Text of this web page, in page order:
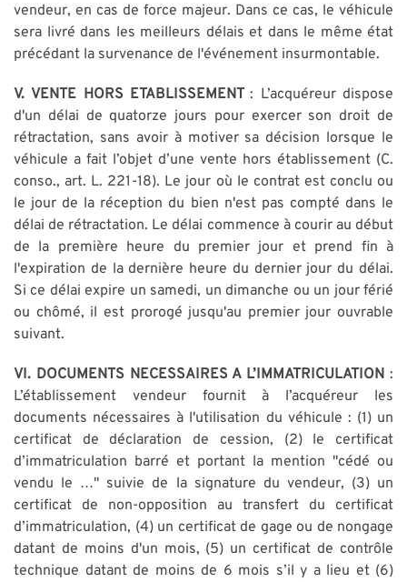
vendeur, en cas de force majeur. Dans ce cas, le véhicule
sera livré dans les meilleurs délais et dans le même état
précédant la survenance de l'événement insurmontable.
V.VENTE HORS ETABLISSEMENT: L’acquéreur dispose
d'un délai de quatorze jours pour exercer son droit de
rétractation, sans avoir à motiver sa décision lorsque le
véhicule a fait l’objet d’une vente hors établissement (C.
conso., art. L. 221-18). Le jour où le contrat est conclu ou
le jour de la réception du bien n'est pas compté dans le
délai de rétractation. Le délai commence à courir au début
de la première heure du premier jour et prend fin à
l'expiration de la dernière heure du dernier jour du délai.
Si ce délai expire un samedi, un dimanche ou un jour férié
ou chômé, il est prorogé jusqu'au premier jour ouvrable
suivant.
VI. DOCUMENTS NECESSAIRES A L’IMMATRICULATION :
L’établissement vendeur fournit à l’acquéreur les
documents nécessaires à l'utilisation du véhicule : (1) un
certificat de déclaration de cession, (2) le certificat
d’immatriculation barré et portant la mention "cédé ou
vendu le …" suivie de la signature du vendeur, (3) un
certificat de non-opposition au transfert du certificat
d’immatriculation, (4) un certificat de gage ou de nongage
datant de moins d'un mois, (5) un certificat de contrôle
technique datant de moins de 6 mois s’il y a lieu et (6)